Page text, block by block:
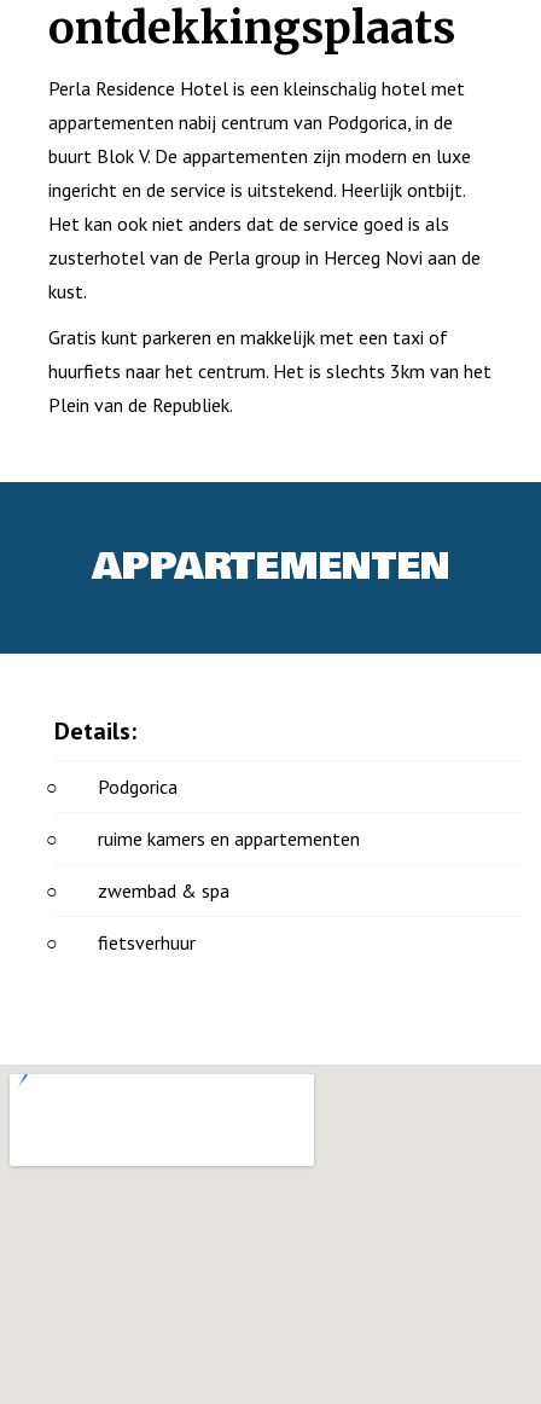
ontdekkingsplaats
Perla Residence Hotel is een kleinschalig hotel met
appartementen nabij centrum van Podgorica, in de
buurt Blok V. De appartementen zijn modern en luxe
ingericht en de service is uitstekend. Heerlijk ontbijt.
Het kan ook niet anders dat de service goed is als
zusterhotel van de Perla group in Herceg Novi aan de
kust.
Gratis kunt parkeren en makkelijk met een taxi of
huurfiets naar het centrum. Het is slechts 3km van het
Plein van de Republiek.
APPARTEMENTEN
Details:
Podgorica
ruime kamers en appartementen
zwembad & spa
fietsverhuur